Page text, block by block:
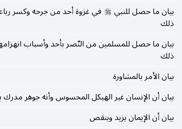
بيان ما حصل للنبي صلى‌الله‌عليه‌وسلم في غزوة أحد من جرحه وكسر
ذلك
بيان ما حصل للمسلمين من النّصر بأحد وأسباب
ذلك
بيان الأمر بالمشاورة
بيان أن الإنسان غير الهيكل المحسوس وأنه جوهر مدرك
بيان أن الإيمان يزيد وينقص